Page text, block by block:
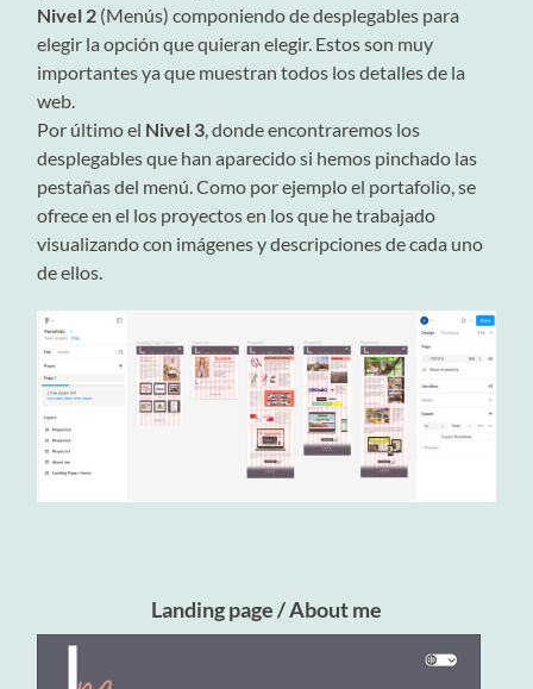
Nivel 2 (Menús) componiendo de desplegables para
elegir la opción que quieran elegir. Estos son muy
importantes ya que muestran todos los detalles de la
web.
Por último el Nivel 3, donde encontraremos los
desplegables que han aparecido si hemos pinchado las
pestañas del menú. Como por ejemplo el portafolio, se
ofrece en el los proyectos en los que he trabajado
visualizando con imágenes y descripciones de cada uno
de ellos.
Landing page / About me